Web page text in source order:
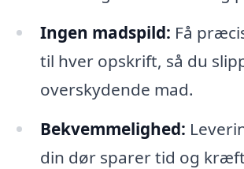
Ingen madspild: Få
til hver opskrift, så du
overskydende mad.
Bekvemmelighed:
din dør sparer tid og